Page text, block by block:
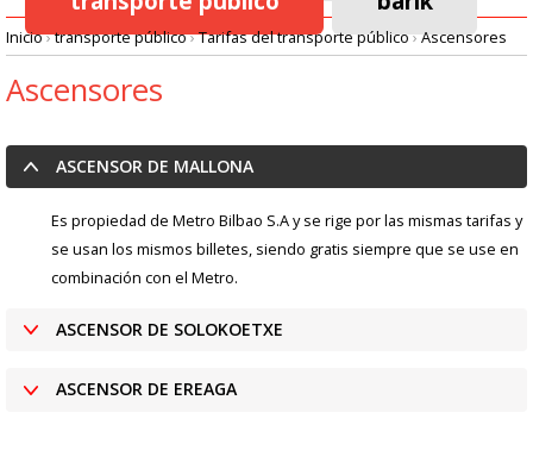
principal
Ruta
de
navegación
Inicio›transporte público›Tarifas del transporte público›Ascensores
Ascensores
ASCENSOR DE MALLONA
Es propiedad de Metro Bilbao S.A y se rige por las mismas tarifas y
se usan los mismos billetes, siendo gratis siempre que se use en
combinación con el Metro.
ASCENSOR DE SOLOKOETXE
ASCENSOR DE EREAGA